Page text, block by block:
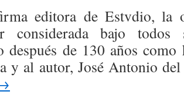
editora de Estvdio, la
considerada bajo
después de 130 años
y al autor, José Antonio